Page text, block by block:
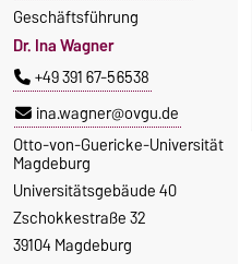
Geschäftsführung
Dr. Ina Wagner
+49 391 67-56538
ina.wagner@ovgu.de
Otto-von-Guericke-Universität
Magdeburg
Universitätsgebäude 40
Zschokkestraße 32
39104 Magdeburg